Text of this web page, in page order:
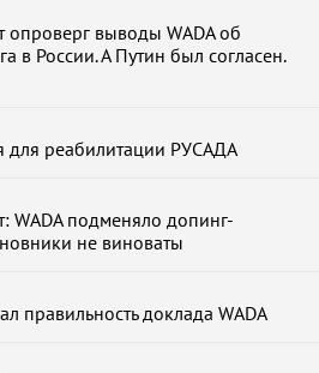
опроверг выводы WADA об
в России. А Путин был согласен.
для реабилитации РУСАДА
WADA подменяло допинг-
не виноваты
правильность доклада WADA